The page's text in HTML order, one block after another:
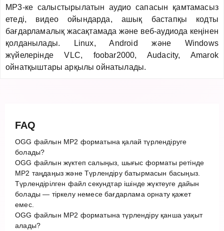
MP3-ке салыстырылатын аудио сапасын қамтамасыз
етеді, видео ойындарда, ашық бастапқы кодты
бағдарламалық жасақтамада және веб-аудиода кеңінен
қолданылады. Linux, Android және Windows
жүйелерінде VLC, foobar2000, Audacity, Amarok
ойнатқыштары арқылы ойнатылады.
FAQ
OGG файлын MP2 форматына қалай түрлендіруге
болады?
OGG файлын жүктеп салыңыз, шығыс форматы ретінде
MP2 таңдаңыз және Түрлендіру батырмасын басыңыз.
Түрлендірілген файл секундтар ішінде жүктеуге дайын
болады — тіркелу немесе бағдарлама орнату қажет
емес.
OGG файлын MP2 форматына түрлендіру қанша уақыт
алады?